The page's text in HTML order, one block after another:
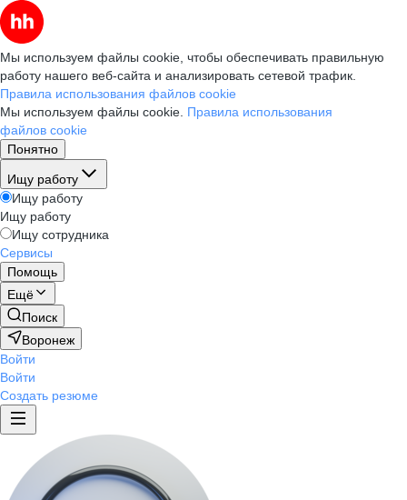
Мы используем файлы cookie, чтобы обеспечивать правильную
работу нашего веб-сайта и анализировать сетевой трафик.
Правила использования файлов cookie
Мы используем файлы cookie. Правила использования
файлов cookie
Понятно
Ищу работу
Ищу работу
Ищу работу
Ищу сотрудника
Сервисы
Помощь
Ещё
Поиск
Воронеж
Войти
Войти
Создать резюме